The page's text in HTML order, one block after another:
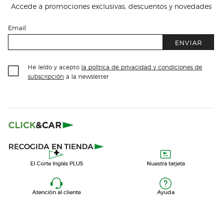
Accede a promociones exclusivas, descuentos y novedades
Email
ENVIAR
He leído y acepto la política de privacidad y condiciones de
subscripción a la newsletter
El Corte Inglés PLUS Nuestra tarjeta
Atención al cliente Ayuda